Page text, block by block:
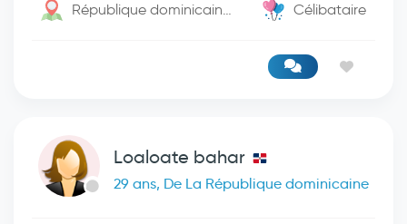
République dominicaine / Monte Cristi Célibataire
Loaloate bahar
29 ans, De La République dominicaine